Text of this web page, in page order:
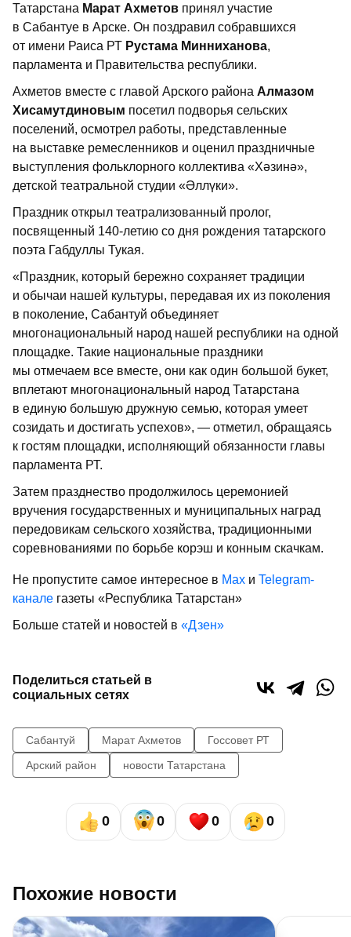
Татарстана Марат Ахметов принял участие
в Сабантуе в Арске. Он поздравил собравшихся
от имени Раиса РТ Рустама Минниханова,
парламента и Правительства республики.
Ахметов вместе с главой Арского района Алмазом
Хисамутдиновым посетил подворья сельских
поселений, осмотрел работы, представленные
на выставке ремесленников и оценил праздничные
выступления фольклорного коллектива «Хәзинә»,
детской театральной студии «Әллүки».
Праздник открыл театрализованный пролог,
посвященный 140-летию со дня рождения татарского
поэта Габдуллы Тукая.
«Праздник, который бережно сохраняет традиции
и обычаи нашей культуры, передавая их из поколения
в поколение, Сабантуй объединяет
многонациональный народ нашей республики на одной
площадке. Такие национальные праздники
мы отмечаем все вместе, они как один большой букет,
вплетают многонациональный народ Татарстана
в единую большую дружную семью, которая умеет
созидать и достигать успехов», — отметил, обращаясь
к гостям площадки, исполняющий обязанности главы
парламента РТ.
Затем празднество продолжилось церемонией
вручения государственных и муниципальных наград
передовикам сельского хозяйства, традиционными
соревнованиями по борьбе корэш и конным скачкам.
Не пропустите самое интересное в Max и Telegram-
канале газеты «Республика Татарстан»
Больше статей и новостей в «Дзен»
Поделиться статьей в
социальных сетях
Сабантуй Марат Ахметов
Госсовет РТ
Арский район
новости Татарстана
0 0 0 0
Похожие новости